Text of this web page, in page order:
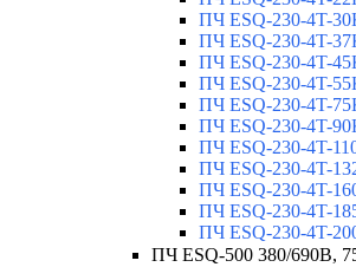
ПЧ ESQ-230-4T-
ПЧ ESQ-230-4T-
ПЧ ESQ-230-4T-
ПЧ ESQ-230-4T-
ПЧ ESQ-230-4T-
ПЧ ESQ-230-4T-
ПЧ ESQ-230-4T-
ПЧ ESQ-230-4T-
ПЧ ESQ-230-4T-
ПЧ ESQ-230-4T-
ПЧ ESQ-230-4T-
ПЧ ESQ-500 380/690В,